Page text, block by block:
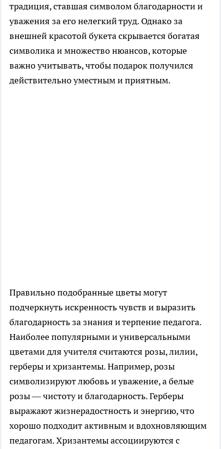
традиция, ставшая символом благодарности и
уважения за его нелегкий труд. Однако за
внешней красотой букета скрывается богатая
символика и множество нюансов, которые
важно учитывать, чтобы подарок получился
действительно уместным и приятным.
Правильно подобранные цветы могут
подчеркнуть искренность чувств и выразить
благодарность за знания и терпение педагога.
Наиболее популярными и универсальными
цветами для учителя считаются розы, лилии,
герберы и хризантемы. Например, розы
символизируют любовь и уважение, а белые
розы — чистоту и благодарность. Герберы
выражают жизнерадостность и энергию, что
хорошо подходит активным и вдохновляющим
педагогам. Хризантемы ассоциируются с